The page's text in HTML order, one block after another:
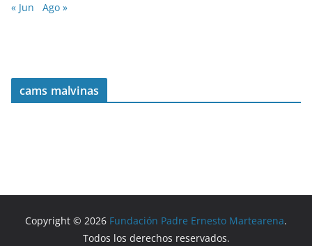
« Jun Ago »
cams malvinas
Copyright © 2026 Fundación Padre Ernesto Martearena.
Todos los derechos reservados.